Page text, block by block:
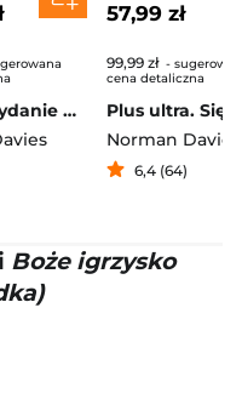
Galicja, wydanie drugie uzupełnione
57,99 zł
99,99 zł -
cena detaliczna
Norman Davies
6,4 (64)
Boże igrzysko